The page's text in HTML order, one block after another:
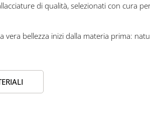
di qualità, selezionati con cura
vera bellezza inizi dalla materia prima: